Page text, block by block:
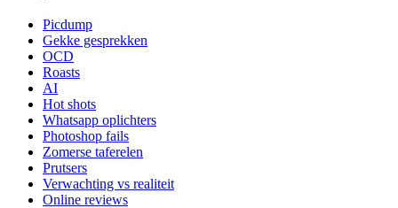
Picdump
Gekke gesprekken
OCD
Roasts
AI
Hot shots
Whatsapp oplichters
Photoshop fails
Zomerse taferelen
Prutsers
Verwachting vs realiteit
Online reviews